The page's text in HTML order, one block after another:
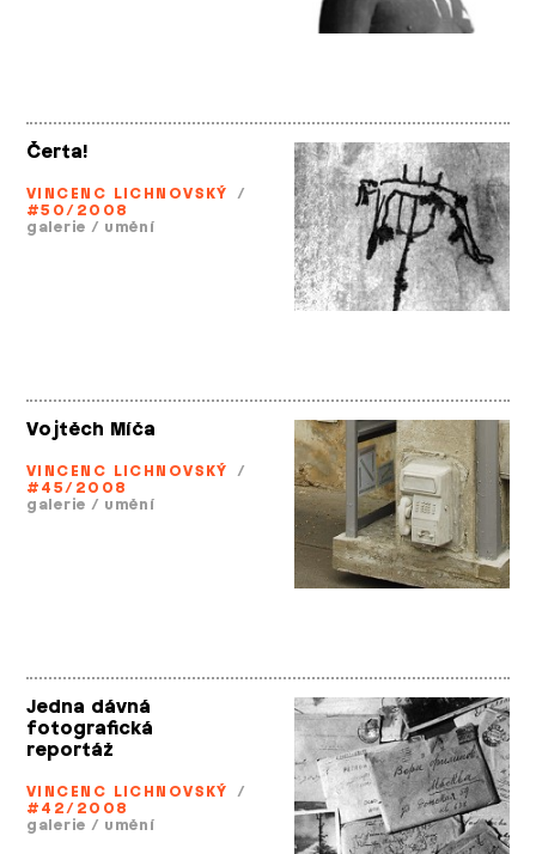
Čerta!
VINCENC LICHNOVSKÝ /
#50/2008
galerie / umění
Vojtěch Míča
VINCENC LICHNOVSKÝ /
#45/2008
galerie / umění
Jedna dávná
fotografická
reportáž
VINCENC LICHNOVSKÝ /
#42/2008
galerie / umění